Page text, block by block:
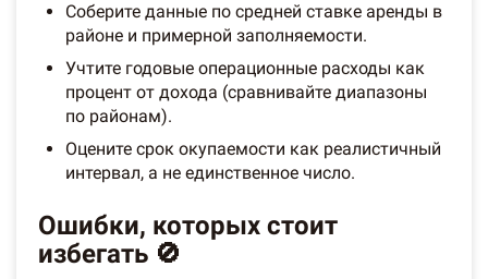
Соберите данные по средней ставке аренды в
районе и примерной заполняемости.
Учтите годовые операционные расходы как
процент от дохода (сравнивайте диапазоны
по районам).
Оцените срок окупаемости как реалистичный
интервал, а не единственное число.
Ошибки, которых стоит
избегать 🚫